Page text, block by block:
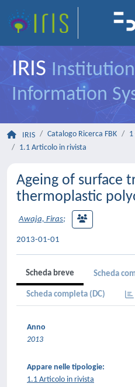
IRIS
Information
IRIS Catalogo Ricerca FBK
1
1.1 Articolo in rivista
Ageing of surface
thermoplastic
Awaja, Firas;
2013-01-01
Scheda breve Scheda
Scheda completa (DC)
Anno
2013
Appare nelle tipologie:
1.1 Articolo in rivista